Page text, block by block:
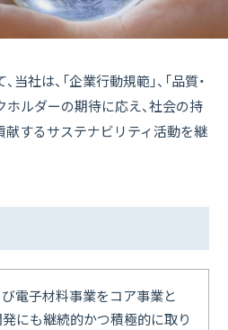
当社は、 「企業行動規範」、「品質・
ホルダーの期待に応え、社会の持
するサステナビリティ活動を継
電子材料事業をコア事業と
発にも継続的かつ積極的に取り